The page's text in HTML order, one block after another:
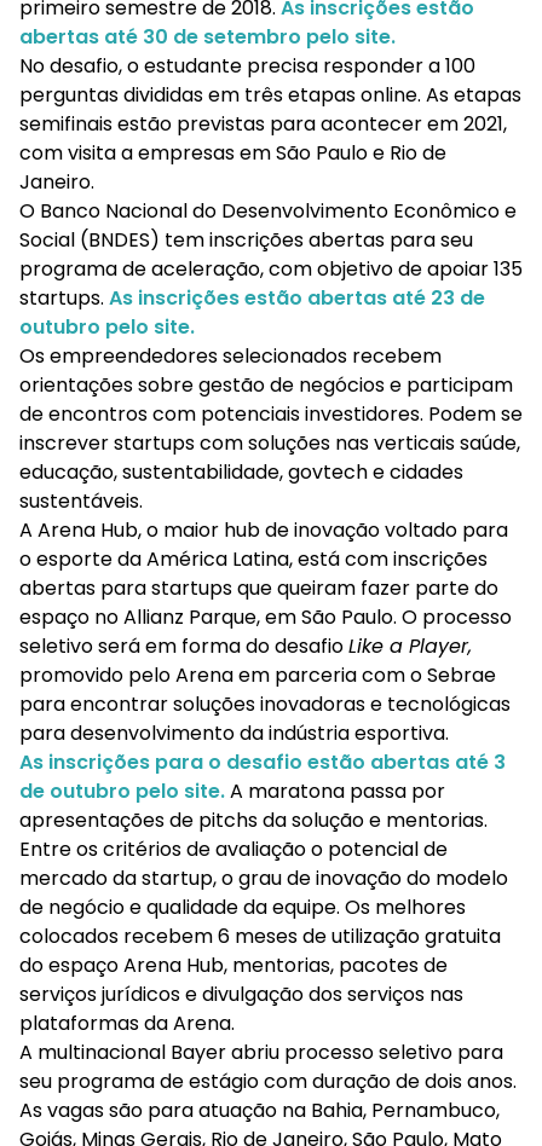
primeiro semestre de 2018. As inscrições estão
abertas até 30 de setembro pelo site.
No desafio, o estudante precisa responder a 100
perguntas divididas em três etapas online. As etapas
semifinais estão previstas para acontecer em 2021,
com visita a empresas em São Paulo e Rio de
Janeiro.
O Banco Nacional do Desenvolvimento Econômico e
Social (BNDES) tem inscrições abertas para seu
programa de aceleração, com objetivo de apoiar 135
startups. As inscrições estão abertas até 23 de
outubro pelo site.
Os empreendedores selecionados recebem
orientações sobre gestão de negócios e participam
de encontros com potenciais investidores. Podem se
inscrever startups com soluções nas verticais saúde,
educação, sustentabilidade, govtech e cidades
sustentáveis.
A Arena Hub, o maior hub de inovação voltado para
o esporte da América Latina, está com inscrições
abertas para startups que queiram fazer parte do
espaço no Allianz Parque, em São Paulo. O processo
seletivo será em forma do desafioLike a Player,
promovido pelo Arena em parceria com o Sebrae
para encontrar soluções inovadoras e tecnológicas
para desenvolvimento da indústria esportiva.
As inscrições para o desafio estão abertas até 3
de outubro pelo site.A maratona passa por
apresentações de pitchs da solução e mentorias.
Entre os critérios de avaliação o potencial de
mercado da startup, o grau de inovação do modelo
de negócio e qualidade da equipe. Os melhores
colocados recebem 6 meses de utilização gratuita
do espaço Arena Hub, mentorias, pacotes de
serviços jurídicos e divulgação dos serviços nas
plataformas da Arena.
A multinacional Bayer abriu processo seletivo para
seu programa de estágio com duração de dois anos.
As vagas são para atuação na Bahia, Pernambuco,
Goiás, Minas Gerais, Rio de Janeiro, São Paulo, Mato